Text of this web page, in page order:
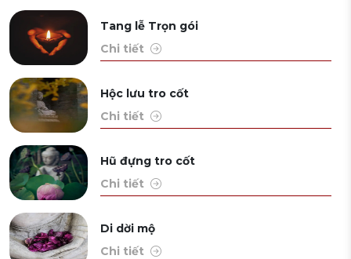
Tang lễ Trọn gói
Chi tiết
Hộc lưu tro cốt
Chi tiết
Hũ đựng tro cốt
Chi tiết
Di dời mộ
Chi tiết